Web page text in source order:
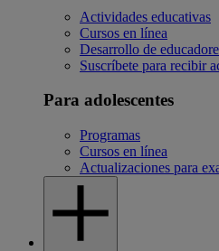
Actividades educativas
Cursos en línea
Desarrollo de
Suscríbete para recibir
Para adolescentes
Programas
Cursos en línea
Actualizaciones para